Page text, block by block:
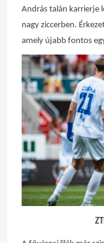
András talán karrierje
nagy ziccerben.
amely újabb fontos